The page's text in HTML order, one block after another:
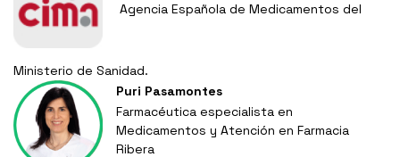
Agencia Española de Medicamentos del
Ministerio de Sanidad.
Puri Pasamontes
Farmacéutica especialista en
Medicamentos y Atención en Farmacia
Ribera